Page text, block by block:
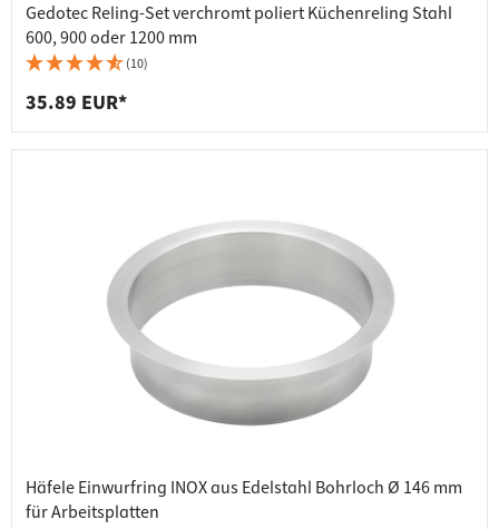
Gedotec Reling-Set verchromt poliert Küchenreling Stahl
600, 900 oder 1200 mm
(10)
35.89 EUR*
Häfele Einwurfring INOX aus Edelstahl Bohrloch Ø 146 mm
für Arbeitsplatten